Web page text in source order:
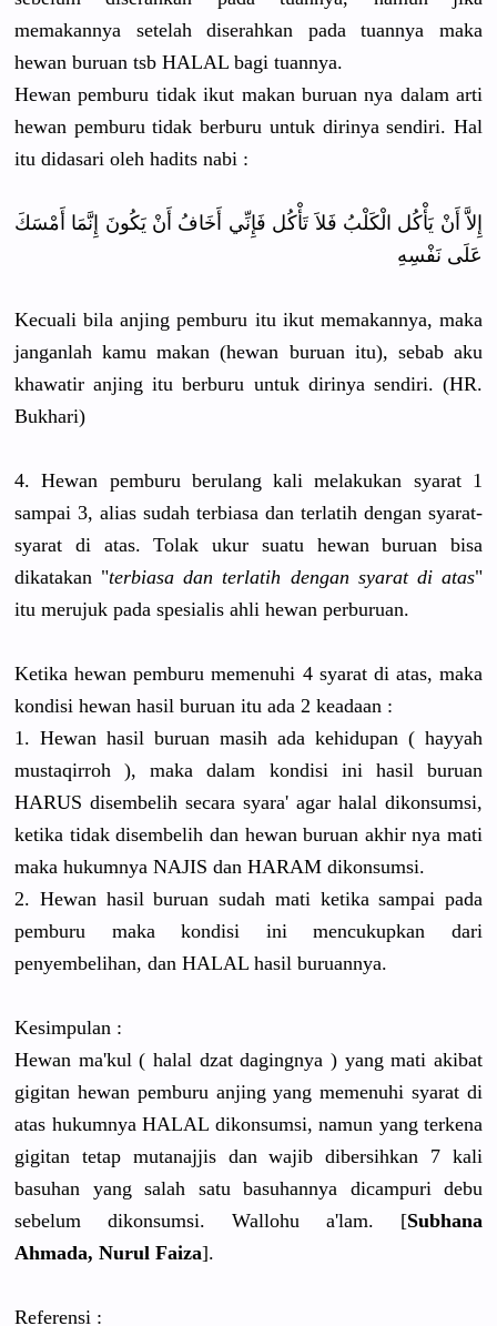
memakannya setelah diserahkan pada tuannya maka
hewan buruan tsb HALAL bagi tuannya.
Hewan pemburu tidak ikut makan buruan nya dalam arti
hewan pemburu tidak berburu untuk dirinya sendiri. Hal
itu didasari oleh hadits nabi :
إِلاَّ أَنْ يَأْكُل الْكَلْبُ فَلاَ تَأْكُل فَإِنِّي أَخَافُ أَنْ يَكُونَ إِنَّمَا أَمْسَكَ
عَلَى نَفْسِهِ
Kecuali bila anjing pemburu itu ikut memakannya, maka
janganlah kamu makan (hewan buruan itu), sebab aku
khawatir anjing itu berburu untuk dirinya sendiri. (HR.
Bukhari)
4. Hewan pemburu berulang kali melakukan syarat 1
sampai 3, alias sudah terbiasa dan terlatih dengan syarat-
syarat di atas. Tolak ukur suatu hewan buruan bisa
dikatakan "terbiasa dan terlatih dengan syarat di atas"
itu merujuk pada spesialis ahli hewan perburuan.
Ketika hewan pemburu memenuhi 4 syarat di atas, maka
kondisi hewan hasil buruan itu ada 2 keadaan :
1. Hewan hasil buruan masih ada kehidupan ( hayyah
mustaqirroh ), maka dalam kondisi ini hasil buruan
HARUS disembelih secara syara' agar halal dikonsumsi,
ketika tidak disembelih dan hewan buruan akhir nya mati
maka hukumnya NAJIS dan HARAM dikonsumsi.
2. Hewan hasil buruan sudah mati ketika sampai pada
pemburu maka kondisi ini mencukupkan dari
penyembelihan, dan HALAL hasil buruannya.
Kesimpulan :
Hewan ma'kul ( halal dzat dagingnya ) yang mati akibat
gigitan hewan pemburu anjing yang memenuhi syarat di
atas hukumnya HALAL dikonsumsi, namun yang terkena
gigitan tetap mutanajjis dan wajib dibersihkan 7 kali
basuhan yang salah satu basuhannya dicampuri debu
sebelum dikonsumsi. Wallohu a'lam. [Subhana
Ahmada, Nurul Faiza].
Referensi :